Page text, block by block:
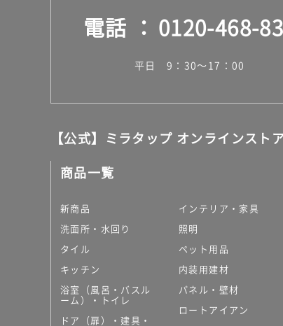
電話 0120-468-
平日 9：30～17：00
【公式】ミラタップ オンラインスト
商品一覧
新商品
洗面所・水回り
タイル
キッチン
浴室（風呂・バスル
ーム）・トイレ
ドア（扉）・建具・
インテリア・家具
照明
ペット用品
内装用建材
パネル・壁材
ロートアイアン